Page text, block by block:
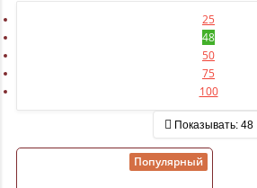
25
48
50
75
100
Показывать: 48
Популярный